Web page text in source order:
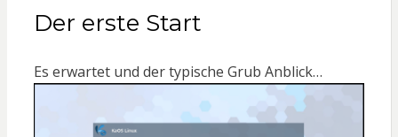
Der erste Start
Es erwartet und der typische Grub Anblick…